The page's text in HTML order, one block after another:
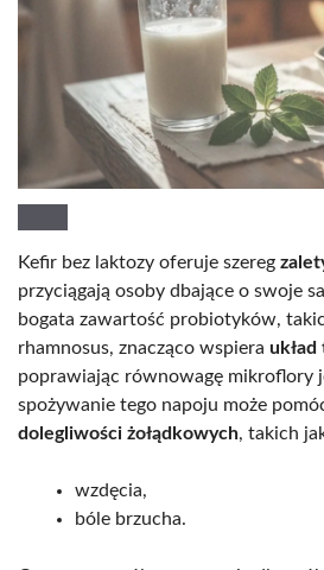
Kefir bez laktozy oferuje szereg
przyciągają osoby dbające o swoje
bogata zawartość probiotyków,
rhamnosus, znacząco wspiera
poprawiając równowagę mikroflory
spożywanie tego napoju może
dolegliwości żołądkowych, takich
wzdęcia,
bóle brzucha.